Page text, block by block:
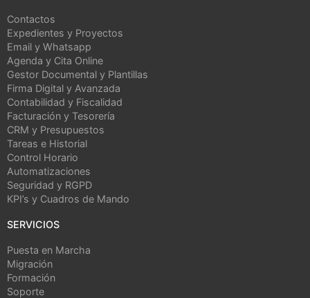
Contactos
Expedientes y Proyectos
Email y Whatsapp
Agenda y Cita Online
Gestor Documental y Plantillas
Firma Digital y Avanzada
Contabilidad y Fiscalidad
Facturación y Tesorería
CRM y Presupuestos
Tareas e Historial
Control Horario
Automatizaciones
Seguridad y RGPD
KPI’s y Cuadros de Mando
SERVICIOS
Puesta en Marcha
Migración
Formación
Soporte